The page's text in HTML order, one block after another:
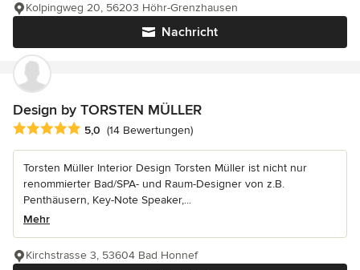
Nachricht
Kolpingweg 20, 56203 Höhr-Grenzhausen
Design by TORSTEN MÜLLER
Durchschnittliche Bewertung: 5 von 5 Sternen
5,0 (14 Bewertungen)
Torsten Müller Interior Design Torsten Müller ist nicht nur
renommierter Bad/SPA- und Raum-Designer von z.B.
Penthäusern, Key-Note Speaker,...
Mehr
Kirchstrasse 3, 53604 Bad Honnef